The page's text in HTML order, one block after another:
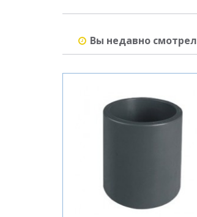
Вы недавно